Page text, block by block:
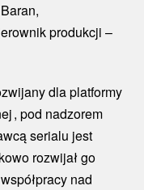
produkcji –
dla platformy
, pod nadzorem
serialu jest
rozwijał go
nad